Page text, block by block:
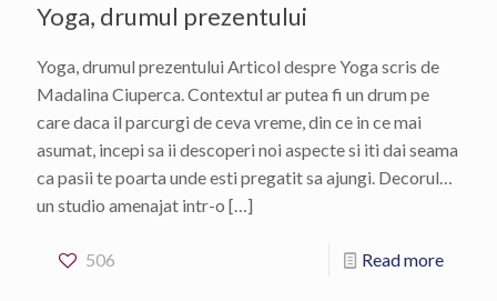
Yoga, drumul prezentului
Yoga, drumul prezentului Articol despre Yoga scris de
Madalina Ciuperca. Contextul ar putea fi un drum pe
care daca il parcurgi de ceva vreme, din ce in ce mai
asumat, incepi sa ii descoperi noi aspecte si iti dai seama
ca pasii te poarta unde esti pregatit sa ajungi. Decorul…
un studio amenajat intr-o […]
506 Read more